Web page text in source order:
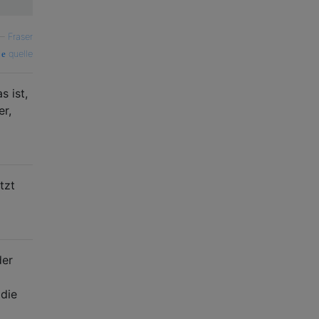
Fraser
quelle
ist,